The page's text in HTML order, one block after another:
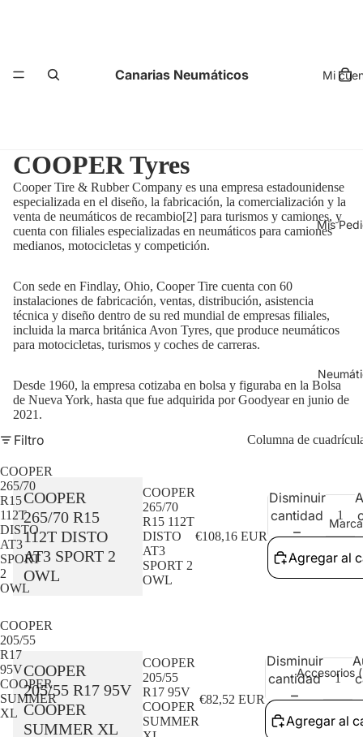
Canarias Neumáticos Mi
Mis
Accesorios
COOPER Tyres
Cooper Tire & Rubber Company es una empresa estadounidense
especializada en el diseño, la fabricación, la comercialización y la
venta de neumáticos de recambio[2] para turismos y camiones, y
cuenta con filiales especializadas en neumáticos para camiones
medianos, motocicletas y competición.
Con sede en Findlay, Ohio, Cooper Tire cuenta con 60
instalaciones de fabricación, ventas, distribución, asistencia
técnica y diseño dentro de su red mundial de empresas filiales,
incluida la marca británica Avon Tyres, que produce neumáticos
para motocicletas, turismos y coches de carreras.
Desde 1960, la empresa cotizaba en bolsa y figuraba en la Bolsa
de Nueva York, hasta que fue adquirida por Goodyear en junio de
2021.
Filtro Columna de
COOPER
265/70
R15
112T
DISTO
AT3
SPORT
2
OWL
COOPER
265/70 R15
112T DISTO
AT3 SPORT 2
OWL
COOPER
265/70
R15 112T
DISTO
AT3
SPORT 2
OWL
€108,16 EUR
Disminuir
cantidad
Agregar al
COOPER
205/55
R17
95V
COOPER
SUMMER
XL
COOPER
205/55 R17 95V
COOPER
SUMMER XL
COOPER
205/55
R17 95V
COOPER
SUMMER
€82,52 EUR
Disminuir
cantidad
Agregar al